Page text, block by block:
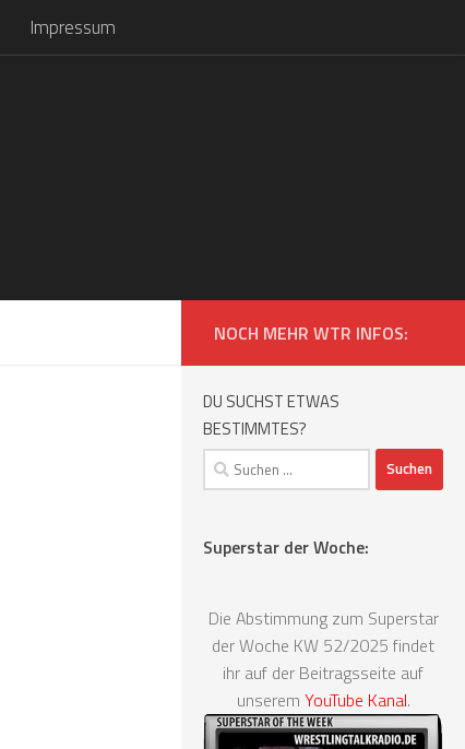
Impressum
NOCH MEHR WTR INFOS:
DU SUCHST ETWAS
BESTIMMTES?
Suchen
nach:
Superstar der Woche:
Die Abstimmung zum Superstar
der Woche KW 52/2025 findet
ihr auf der Beitragsseite auf
unserem YouTube Kanal.